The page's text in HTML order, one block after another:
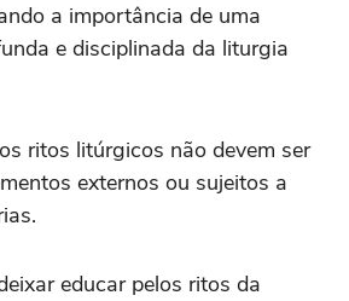
a importância de uma
e disciplinada da liturgia
ritos litúrgicos não devem ser
externos ou sujeitos a
educar pelos ritos da